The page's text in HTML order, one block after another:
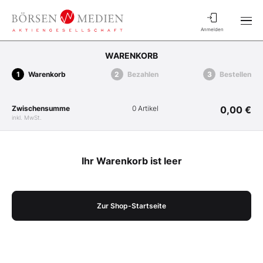
Anmelden
WARENKORB
Warenkorb Bezahlen Bestellen
Zwischensumme
inkl. MwSt.
0 Artikel 0,00 €
Ihr Warenkorb ist leer
Zur Shop-Startseite